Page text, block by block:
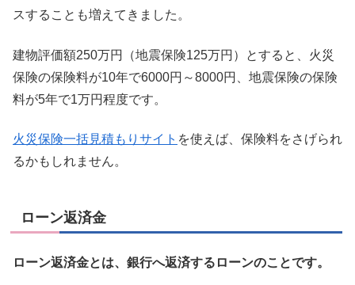
スすることも増えてきました。
建物評価額250万円（地震保険125万円）とすると、火災
保険の保険料が10年で6000円～8000円、地震保険の保険
料が5年で1万円程度です。
火災保険一括見積もりサイト を使えば、保険料をさげられ
るかもしれません。
ローン返済金
ローン返済金とは、銀行へ返済するローンのことです。